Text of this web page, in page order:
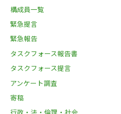
構成員一覧
緊急提言
緊急報告
タスクフォース報告書
タスクフォース提言
アンケート調査
寄稿